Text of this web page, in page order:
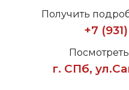
Получить
+7
г. СПб,